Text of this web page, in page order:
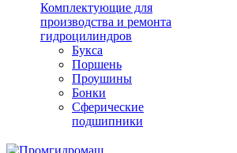
Комплектующие для
производства и ремонта
гидроцилиндров
Букса
Поршень
Проушины
Бонки
Сферические
подшипники